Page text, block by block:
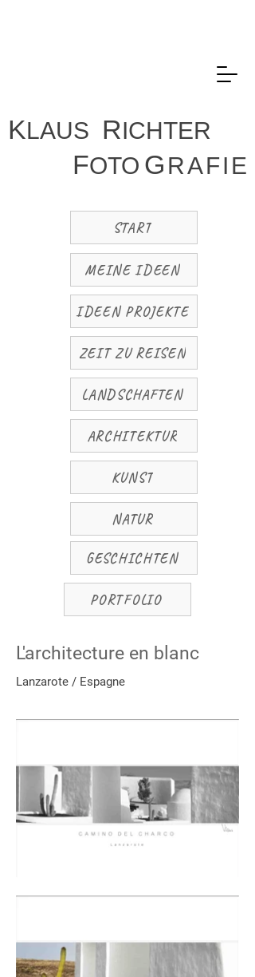
KLAUS RICHTER
START
IDEEN PROJEKTE
MEINE IDEEN
ZEIT ZU REISEN
LANDSCHAFTEN
ARCHITEKTUR
KUNST
NATUR
GESCHICHTEN
FOTO G RAFI E
PORTFOLIO
L'architecture en blanc
Lanzarote / Espagne